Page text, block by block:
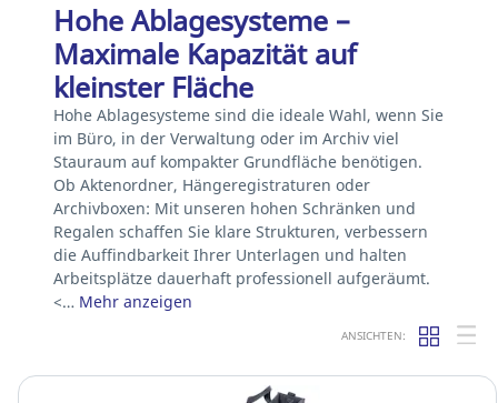
Hohe Ablagesysteme –
Maximale Kapazität auf
kleinster Fläche
Hohe Ablagesysteme sind die ideale Wahl, wenn Sie
im Büro, in der Verwaltung oder im Archiv viel
Stauraum auf kompakter Grundfläche benötigen.
Ob Aktenordner, Hängeregistraturen oder
Archivboxen: Mit unseren hohen Schränken und
Regalen schaffen Sie klare Strukturen, verbessern
die Auffindbarkeit Ihrer Unterlagen und halten
Arbeitsplätze dauerhaft professionell aufgeräumt.
<… Mehr anzeigen
ANSICHTEN: